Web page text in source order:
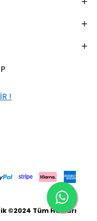
!
©2024 Tüm Hakları